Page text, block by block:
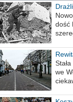
dość
we